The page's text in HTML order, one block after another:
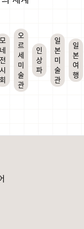
모
네
전
시
회
오
르
세
미
술
관
인
상
파
일
본
미
술
관
일
본
여
행